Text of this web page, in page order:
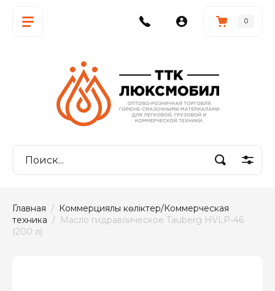
0
Главная / Коммерциялық көліктер/Коммерческая
техника /  Масло гидравлическое Tauberg HVLP-46
(200 л)